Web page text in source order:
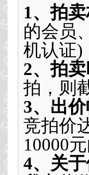
1、拍卖
的会员
机认证)
2、拍卖
拍，则
3、出价
竞拍价
10000
4、关于